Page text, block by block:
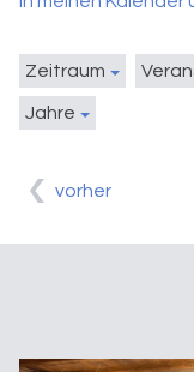
Zeitraum
Jahre
vorher